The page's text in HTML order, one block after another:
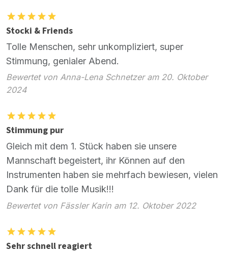
Stocki & Friends
Tolle Menschen, sehr unkompliziert, super
Stimmung, genialer Abend.
Bewertet von Anna-Lena Schnetzer am 20. Oktober
2024
Stimmung pur
Gleich mit dem 1. Stück haben sie unsere
Mannschaft begeistert, ihr Können auf den
Instrumenten haben sie mehrfach bewiesen, vielen
Dank für die tolle Musik!!!
Bewertet von Fässler Karin am 12. Oktober 2022
Sehr schnell reagiert